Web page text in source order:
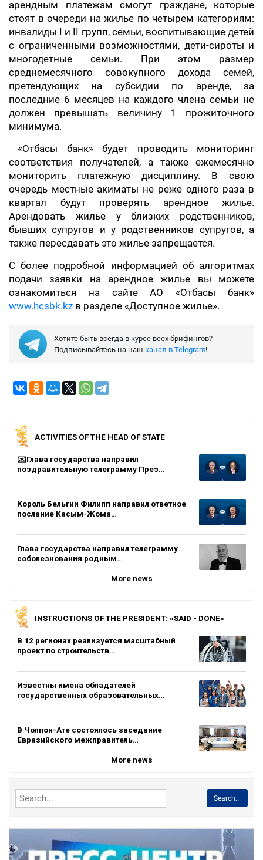
арендным платежам смогут граждане, которые
стоят в очереди на жилье по четырем категориям:
инвалиды I и II групп, семьи, воспитывающие детей
с ограниченными возможностями, дети-сироты и
многодетные семьи. При этом размер
среднемесячного совокупного дохода семей,
претендующих на субсидии по аренде, за
последние 6 месяцев на каждого члена семьи не
должен превышать величину 1 прожиточного
минимума.
«Отбасы банк» будет проводить мониторинг
соответствия получателей, а также ежемесячно
мониторить платежную дисциплину. В свою
очередь местные акиматы не реже одного раза в
квартал будут проверять арендное жилье.
Арендовать жилье у близких родственников,
бывших супругов и у родственников супругов, а
также пересдавать это жилье запрещается.
С более подробной информацией об алгоритмах
подачи заявки на арендное жилье вы можете
ознакомиться на сайте АО «Отбасы банк»
www.hcsbk.kz в разделе «Доступное жилье».
Хотите быть всегда в курсе всех брифингов?
Подписывайтесь на наш канал в Telegram!
ACTIVITIES OF THE HEAD OF STATE
✉️Глава государства направил
поздравительную телеграмму През…
Король Бельгии Филипп направил ответное
послание Касым-Жома…
Глава государства направил телеграмму
соболезнования родным…
More news
INSTRUCTIONS OF THE PRESIDENT: «SAID - DONE»
В 12 регионах реализуется масштабный
проект по строительств…
Известны имена обладателей
государственных образовательных…
В Чолпон-Ате состоялось заседание
Евразийского межправитель…
More news
Search...